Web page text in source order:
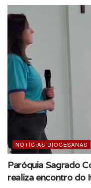
junto às famílias da
coordenação, foi
Antunes. Já a função
Hélio e Ana Rafaela.
Pe. Antônio Kolodzieiski
NOTÍCIAS DIOCESANAS
Paróquia Sagrado
realiza encontro do